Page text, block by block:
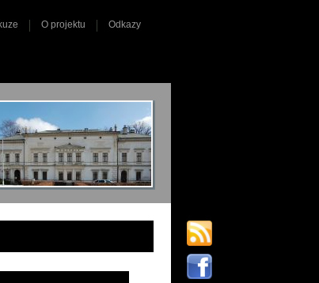
O projektu Odkazy